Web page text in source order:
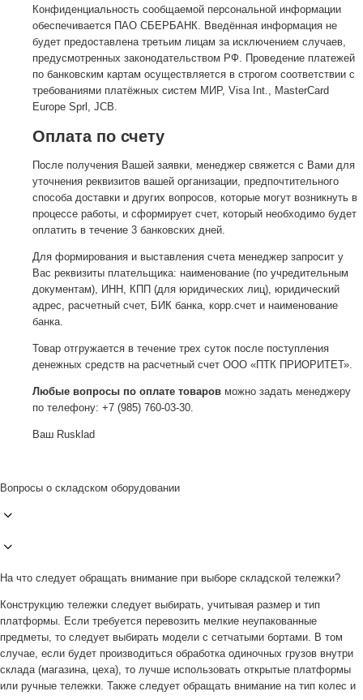
Конфиденциальность сообщаемой персональной информации
обеспечивается ПАО СБЕРБАНК. Введённая информация не
будет предоставлена третьим лицам за исключением случаев,
предусмотренных законодательством РФ. Проведение платежей
по банковским картам осуществляется в строгом соответствии с
требованиями платёжных систем МИР, Visa Int., MasterCard
Europe Sprl, JCB.
Оплата по счету
После получения Вашей заявки, менеджер свяжется с Вами для
уточнения реквизитов вашей организации, предпочтительного
способа доставки и других вопросов, которые могут возникнуть в
процессе работы, и сформирует счет, который необходимо будет
оплатить в течение 3 банковских дней.
Для формирования и выставления счета менеджер запросит у
Вас реквизиты плательщика: наименование (по учредительным
документам), ИНН, КПП (для юридических лиц), юридический
адрес, расчетный счет, БИК банка, корр.счет и наименование
банка.
Товар отгружается в течение трех суток после поступления
денежных средств на расчетный счет ООО «ПТК ПРИОРИТЕТ».
Любые вопросы по оплате товаров можно задать менеджеру
по телефону: +7 (985) 760-03-30.
Ваш Rusklad
Вопросы о складском оборудовании
На что следует обращать внимание при выборе складской тележки?
Конструкцию тележки следует выбирать, учитывая размер и тип
платформы. Если требуется перевозить мелкие неупакованные
предметы, то следует выбирать модели с сетчатыми бортами. В том
случае, если будет производиться обработка одиночных грузов внутри
склада (магазина, цеха), то лучше использовать открытые платформы
или ручные тележки. Также следует обращать внимание на тип колес и